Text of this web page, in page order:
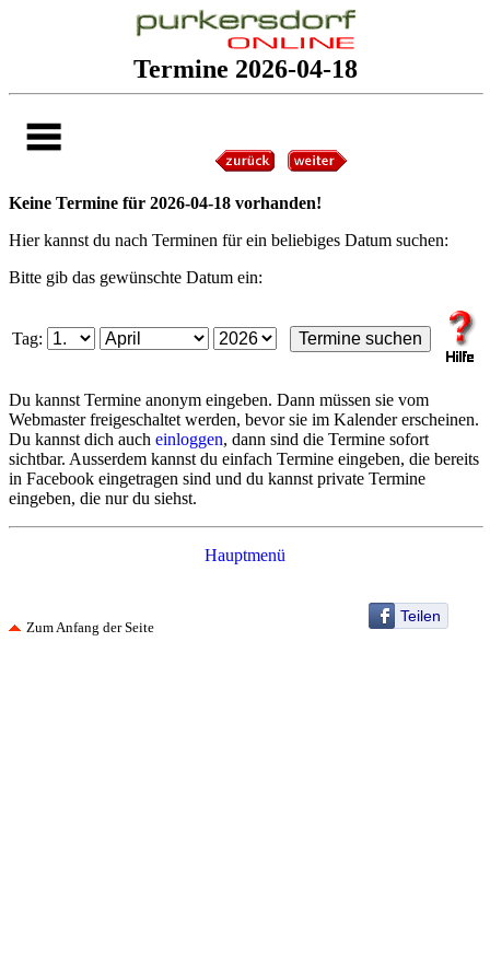
Termine 2026-04-18
Keine Termine für 2026-04-18 vorhanden!
Hier kannst du nach Terminen für ein beliebiges Datum suchen:
Bitte gib das gewünschte Datum ein:
Tag:
Du kannst Termine anonym eingeben. Dann müssen sie vom
Webmaster freigeschaltet werden, bevor sie im Kalender erscheinen.
Du kannst dich auch einloggen, dann sind die Termine sofort
sichtbar. Ausserdem kannst du einfach Termine eingeben, die bereits
in Facebook eingetragen sind und du kannst private Termine
eingeben, die nur du siehst.
Hauptmenü
Teilen
Zum Anfang der Seite